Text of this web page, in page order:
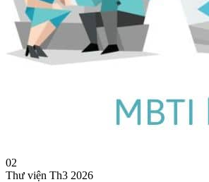
02
Thư viện Th3 2026